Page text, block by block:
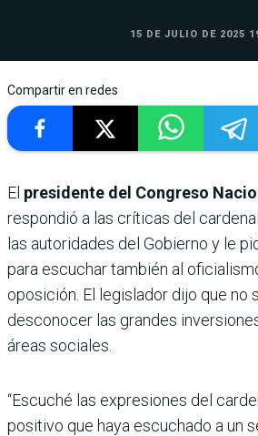
15 DE JULIO DE 2025
Compartir en redes
El presidente del Congreso
respondió a las críticas del
las autoridades del Gobierno y le
para escuchar también al
oposición. El legislador dijo que no
desconocer las grandes
áreas sociales.
“Escuché las expresiones del
positivo que haya escuchado a un